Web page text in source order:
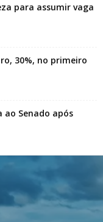
para assumir vaga
30%, no primeiro
ao Senado após